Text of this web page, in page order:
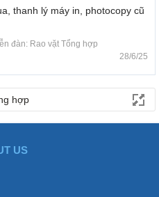
thanh lý máy in, photocopy cũ
đàn: Rao vặt Tổng hợp
28/6/25
hợp
US